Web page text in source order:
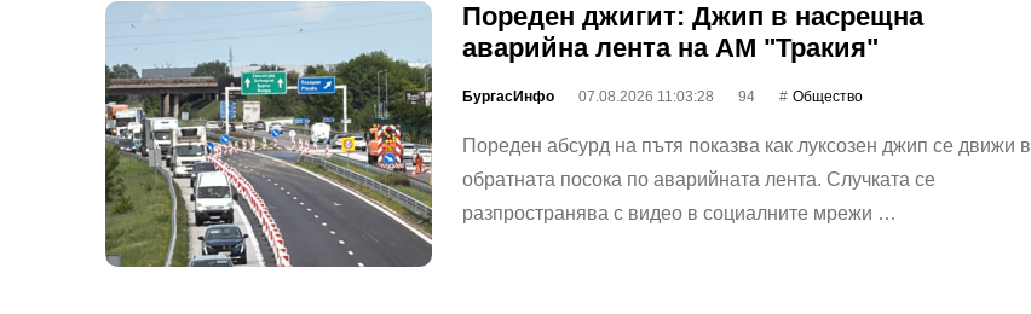
Пореден джигит: Джип в насрещна
аварийна лента на АМ "Тракия"
БургасИнфо 07.08.2026 11:03:28 94 Общество
Пореден абсурд на пътя показва как луксозен джип се движи в
обратната посока по аварийната лента. Случката се
разпространява с видео в социалните мрежи …